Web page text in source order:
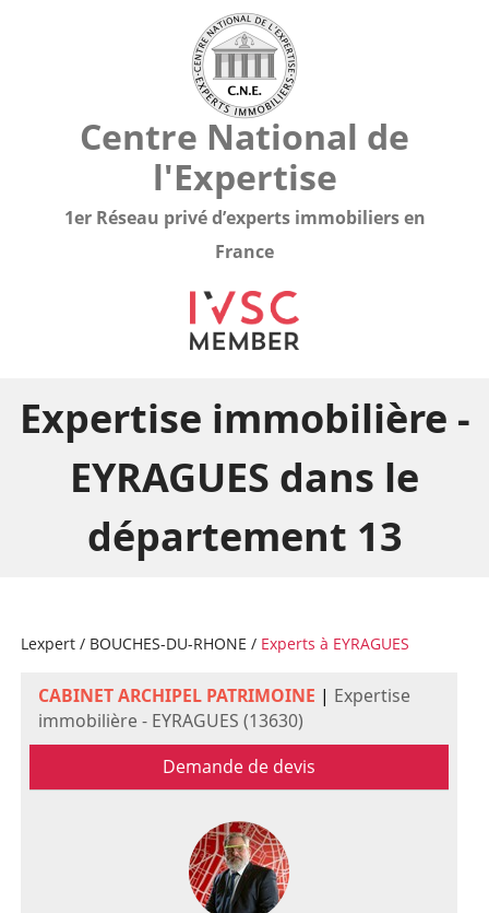
Centre National de
l'Expertise
1er Réseau privé d’experts immobiliers en
France
Expertise immobilière -
EYRAGUES dans le
département 13
Lexpert/ BOUCHES-DU-RHONE / Experts à EYRAGUES
CABINET ARCHIPEL PATRIMOINE | Expertise
immobilière - EYRAGUES (13630)
Demande de devis